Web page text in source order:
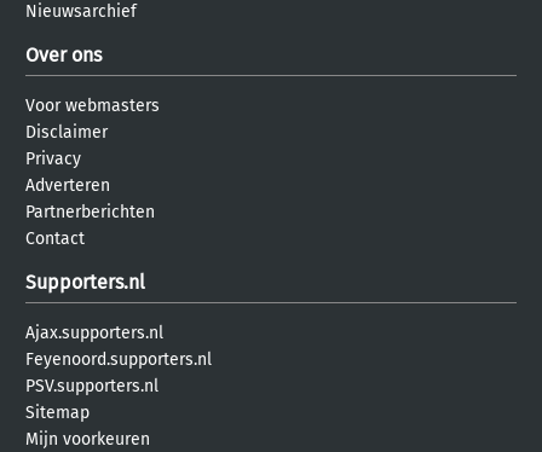
Nieuwsarchief
Over ons
Voor webmasters
Disclaimer
Privacy
Adverteren
Partnerberichten
Contact
Supporters.nl
Ajax.supporters.nl
Feyenoord.supporters.nl
PSV.supporters.nl
Sitemap
Mijn voorkeuren